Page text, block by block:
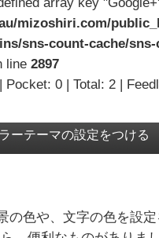
mizoshiri.com/
sns-count-cache/sns-
line 2897
Pocket: 0 | Total: 2 |
ーテーマの設定をつける
の色や、文字の色を設